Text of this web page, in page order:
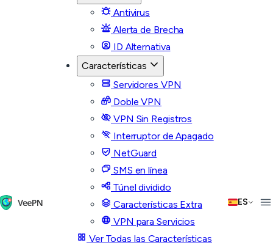
Antivirus
Alerta de Brecha
ID Alternativa
Características
Servidores VPN
Doble VPN
VPN Sin Registros
Interruptor de Apagado
NetGuard
SMS en línea
Túnel dividido
Características Extra
VPN para Servicios
Ver Todas las Características
ES